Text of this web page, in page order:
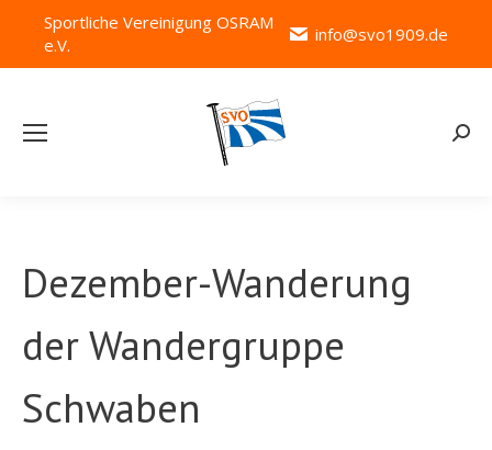
Sportliche Vereinigung OSRAM
e.V.
info@svo1909.de
Dezember-Wanderung
der Wandergruppe
Schwaben